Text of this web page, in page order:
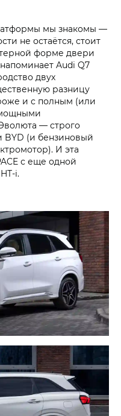
мы знакомы —
не остаётся, стоит
форме двери
Audi Q7
двух
разницу
и с полным (или
— строго
BYD (и бензиновый
И эта
с еще одной
i.